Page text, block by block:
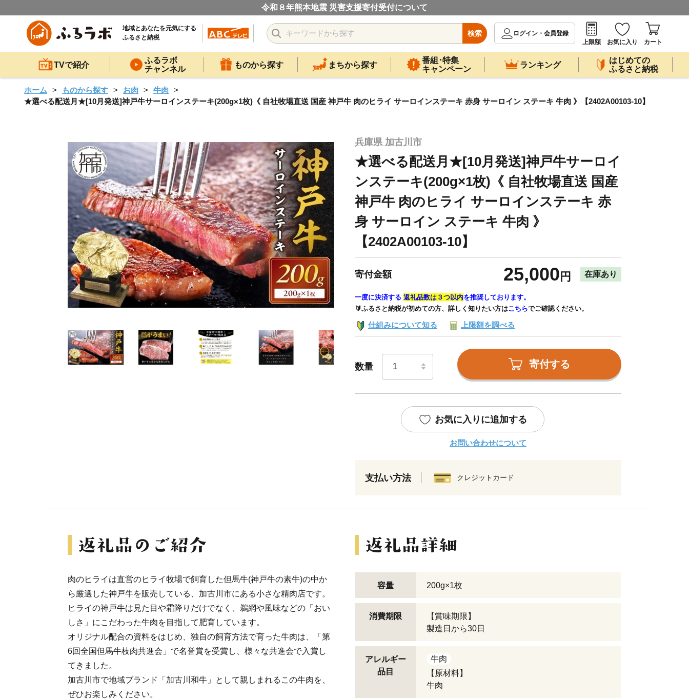
令和８年熊本地震 災害支援寄付受付について
地域とあなたを元気にする
ふるさと納税
検索
ログイン・会員登録
上限額
お気に入り カート
TVで紹介
ふるラボ
チャンネル
ものから探す まちから探す
番組･特集
キャンペーン
ランキング
はじめての
ふるさと納税
ホーム ものから探す お肉
牛肉
★選べる配送月★[10月発送]神戸牛サーロインステーキ(200g×1枚)《 自社牧場直送 国産 神戸牛 肉のヒライ サーロインステーキ 赤身 サーロイン ステーキ 牛肉 》【2402A00103-10】
兵庫県 加古川市
★選べる配送月★[10月発送]神戸牛サーロイ
ンステーキ(200g×1枚)《 自社牧場直送 国産
神戸牛 肉のヒライ サーロインステーキ 赤
身 サーロイン ステーキ 牛肉 》
【2402A00103-10】
寄付金額 25,000 円 在庫あり
一度に決済する 返礼品数は３つ以内を推奨しております。
🔰ふるさと納税が初めての方、詳しく知りたい方はこちらでご確認ください。
仕組みについて知る 上限額を調べる
数量 寄付する
お気に入りに追加する
お問い合わせについて
支払い方法 クレジットカード
肉のヒライは直営のヒライ牧場で飼育した但馬牛(神戸牛の素牛)の中か
ら厳選した神戸牛を販売している、加古川市にある小さな精肉店です。
ヒライの神戸牛は見た目や霜降りだけでなく、鵜網や風味などの「おい
しさ」にこだわった牛肉を目指して肥育しています。
オリジナル配合の資料をはじめ、独自の飼育方法で育った牛肉は、「第
6回全国但馬牛枝肉共進会」で名誉賞を受賞し、様々な共進会で入賞し
てきました。
加古川市で地域ブランド「加古川和牛」として親しまれるこの牛肉を、
ぜひお楽しみください。
容量 200g×1枚
消費期限
【賞味期限】
製造日から30日
アレルギー
品目
牛肉
【原材料】
牛肉